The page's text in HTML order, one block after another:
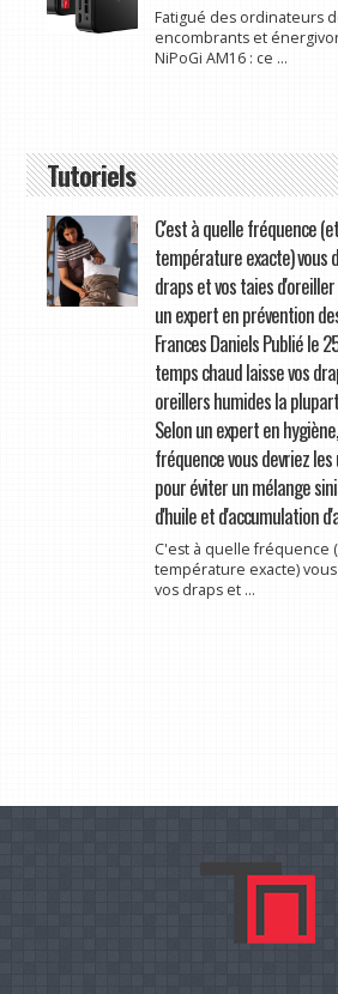
Fatigué des ordinateurs
encombrants et
NiPoGi AM16 : ce ...
Tutoriels
C'est à quelle fréquence
température exacte) vous
draps et vos taies
un expert en prévention
Frances Daniels Publié le
temps chaud laisse vos
oreillers humides la
Selon un expert en
fréquence vous devriez
pour éviter un mélange
d'huile et d'accumulation
C'est à quelle fréquence
température exacte)
vos draps et ...